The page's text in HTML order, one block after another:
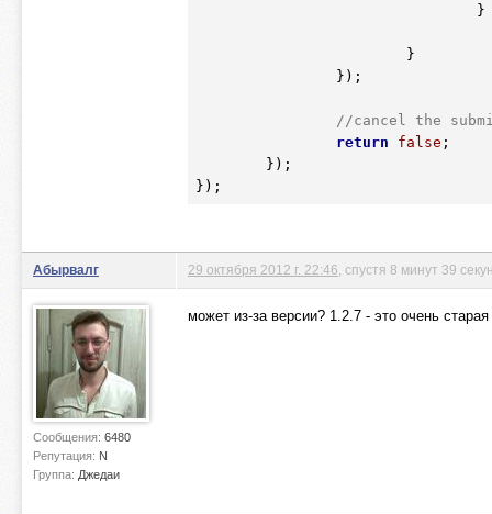
//cancel the
return
false ;
Абырвалг
Сообщения: 6480
Репутация: N
Группа: Джедаи
29 октября 2012 г. 22:46 , спустя 8 минут 39
может из-за версии? 1.2.7 - это очень